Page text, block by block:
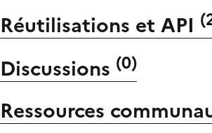
Réutilisations et API (
Discussions (0)
Ressources